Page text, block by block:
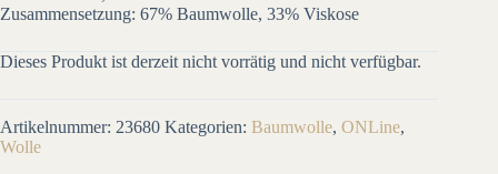
Zusammensetzung: 67% Baumwolle, 33% Viskose
Dieses Produkt ist derzeit nicht vorrätig und nicht verfügbar.
Artikelnummer: 23680 Kategorien: Baumwolle, ONLine,
Wolle